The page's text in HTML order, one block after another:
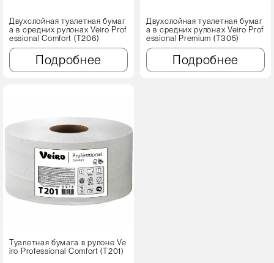
Двухслойная туалетная бумаг
а в средних рулонах Veiro Prof
essional Comfort (T206)
Подробнее
Двухслойная туалетная бумаг
а в средних рулонах Veiro Prof
essional Premium (Т305)
Подробнее
Туалетная бумага в рулоне Ve
iro Professional Comfort (T201)